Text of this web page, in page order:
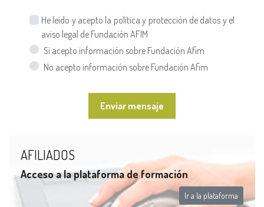
He leído y acepto la política y protección de datos y el
aviso legal de Fundación AFIM
Sí acepto información sobre Fundación Afim
No acepto información sobre Fundación Afim
Enviar mensaje
AFILIADOS
Acceso a la plataforma de formación
Ir a la plataforma